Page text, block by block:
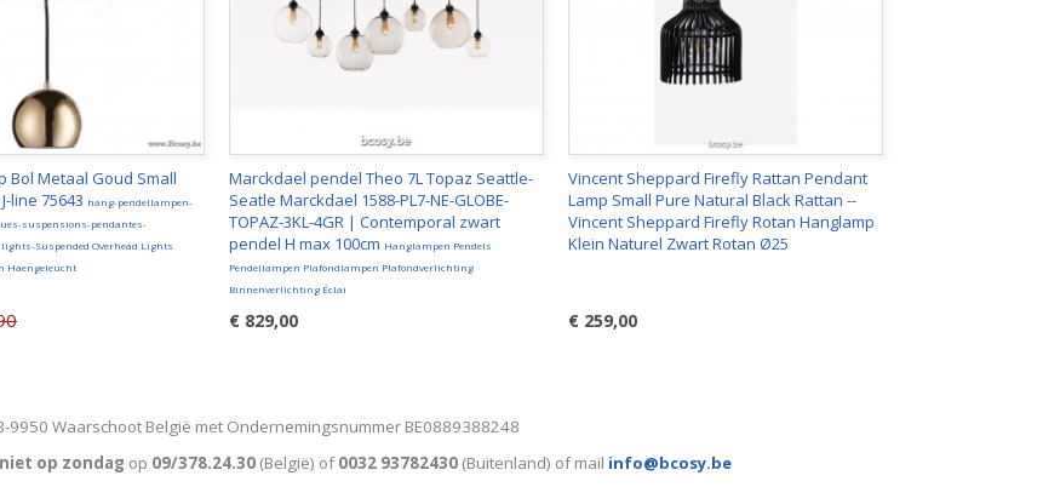
Bol Metaal Goud Small
line 75643 hang-pendellampen-
suspensions-pendantes-
Suspended Overhead Lights
Haengeleucht
Marckdael pendel Theo 7L Topaz Seattle-
Seatle Marckdael 1588-PL7-NE-GLOBE-
TOPAZ-3KL-4GR | Contemporal zwart
pendel H max 100cm Hanglampen Pendels
Pendellampen Plafondlampen Plafondverlichting
Binnenverlichting Éclai
€ 829,00
Vincent Sheppard Firefly Rattan Pendant
Lamp Small Pure Natural Black Rattan --
Vincent Sheppard Firefly Rotan Hanglamp
Klein Naturel Zwart Rotan Ø25
€ 259,00
9950 Waarschoot België met Ondernemingsnummer BE0889388248
op zondag op 09/378.24.30(België) of0032 93782430(Buitenland) of mail info@bcosy.be